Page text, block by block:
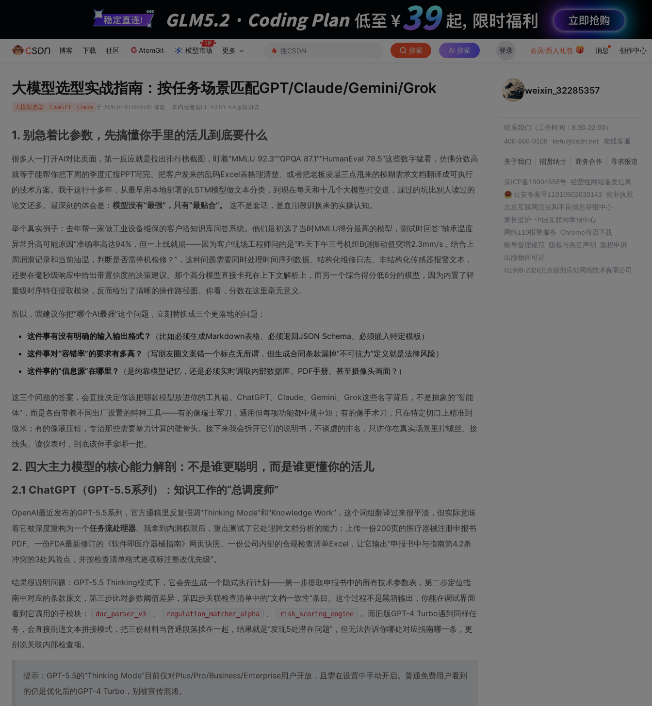
博客 下载 社区 AtomGit 模型市场 更多 搜索 AI 搜索 登录 会员·新人礼包 消息 创作中心
大模型选型实战指南：按任务场景匹配GPT/Claude/Gemini/Grok
大模型选型 ChatGPT Claude 于 2026-07-03 05:05:01 修改 · 本内容遵循CC 4.0 BY-SA版权协议
1. 别急着比参数，先搞懂你手里的活儿到底要什么
很多人一打开AI对比页面，第一反应就是拉出排行榜截图，盯着“MMLU 92.3”“GPQA 87.1”“HumanEval 78.5”这些数字猛看，仿佛分数高
就等于能帮你把下周的季度汇报PPT写完、把客户发来的乱码Excel表格理清楚、或者把老板凌晨三点甩来的模糊需求文档翻译成可执行
的技术方案。我干这行十多年，从最早用本地部署的LSTM模型做文本分类，到现在每天和十几个大模型打交道，踩过的坑比别人读过的
论文还多。最深刻的体会是： 模型没有“最强”，只有“最贴合”。 这不是套话，是血泪教训换来的实操认知。
举个真实例子：去年帮一家做工业设备维保的客户搭知识库问答系统。他们最初选了当时MMLU得分最高的模型，测试时回答“轴承温度
异常升高可能原因”准确率高达94%，但一上线就崩——因为客户现场工程师问的是“昨天下午三号机组B侧振动值突增2.3mm/s，结合上
周润滑记录和当前油温，判断是否需停机检修？”，这种问题需要同时处理时间序列数据、结构化维修日志、非结构化传感器报警文本，
还要在毫秒级响应中给出带置信度的决策建议。那个高分模型直接卡死在上下文解析上，而另一个综合得分低6分的模型，因为内置了轻
量级时序特征提取模块，反而给出了清晰的操作路径图。你看，分数在这里毫无意义。
所以，我建议你把“哪个AI最强”这个问题，立刻替换成三个更落地的问题：
这件事有没有明确的输入输出格式？
（比如必须生成Markdown表格、必须返回JSON Schema、必须嵌入特定模板）
这件事对“容错率”的要求有多高？
（写朋友圈文案错一个标点无所谓，但生成合同条款漏掉“不可抗力”定义就是法律风险）
这件事的“信息源”在哪里？
（是纯靠模型记忆，还是必须实时调取内部数据库、PDF手册、甚至摄像头画面？）
这三个问题的答案，会直接决定你该把哪款模型放进你的工具箱。ChatGPT、Claude、Gemini、Grok这些名字背后，不是抽象的“智能
体”，而是各自带着不同出厂设置的特种工具——有的像瑞士军刀，通用但每项功能都中规中矩；有的像手术刀，只在特定切口上精准到
微米；有的像液压钳，专治那些需要暴力计算的硬骨头。接下来我会拆开它们的说明书，不谈虚的排名，只讲你在真实场景里拧螺丝、接
线头、读仪表时，到底该伸手拿哪一把。
2. 四大主力模型的核心能力解剖：不是谁更聪明，而是谁更懂你的活儿
2.1 ChatGPT（GPT-5.5系列）：知识工作的“总调度师”
OpenAI最近发布的GPT-5.5系列，官方通稿里反复强调“Thinking Mode”和“Knowledge Work”，这个词组翻译过来很平淡，但实际意味
着它被深度重构为一个任务流处理器。我拿到内测权限后，重点测试了它处理跨文档分析的能力：上传一份200页的医疗器械注册申报书
PDF、一份FDA最新修订的《软件即医疗器械指南》网页快照、一份公司内部的合规检查清单Excel，让它输出“申报书中与指南第4.2条
冲突的3处风险点，并按检查清单格式逐项标注整改优先级”。
结果很说明问题：GPT-5.5 Thinking模式下，它会先生成一个隐式执行计划——第一步提取申报书中的所有技术参数表，第二步定位指
南中对应的条款原文，第三步比对参数阈值差异，第四步关联检查清单中的“文档一致性”条目。这个过程不是黑箱输出，你能在调试界面
看到它调用的子模块：
doc_parser_v3 、 regulation_matcher_alpha 、 risk_scoring_engine
。而旧版GPT-4 Turbo遇到同样任
务，会直接跳进文本拼接模式，把三份材料当普通段落揉在一起，结果就是“发现5处潜在问题”，但无法告诉你哪处对应指南哪一条，更
别说关联内部检查项。
提示：GPT-5.5的“Thinking Mode”目前仅对Plus/Pro/Business/Enterprise用户开放，且需在设置中手动开启。普通免费用户看到
的仍是优化后的GPT-4 Turbo，别被宣传混淆。
weixin_32285357
联系我们（工作时间：8:30-22:00）
400-660-0108
kefu@csdn.net 在线客服
关于我们 招贤纳士 商务合作 寻求报道
京ICP备19004658号 经营性网站备案信息
公安备案号11010502030143 营业执照
北京互联网违法和不良信息举报中心
家长监护
中国互联网举报中心
网络110报警服务
Chrome商店下载
账号管理规范
版权与免责声明
版权申诉
出版物许可证
©1999-2026北京创新乐知网络技术有限公司